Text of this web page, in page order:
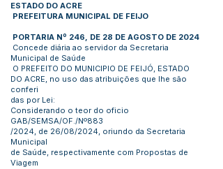
ESTADO DO ACRE
PREFEITURA MUNICIPAL DE FEIJO
PORTARIA Nº 246, DE 28 DE AGOSTO DE 2024
Concede diária ao servidor da Secretaria
Municipal de Saúde
O PREFEITO DO MUNICIPIO DE FEIJÓ, ESTADO
DO ACRE, no uso das atribuições que lhe são
conferi
das por Lei:
Considerando o teor do oficio
GAB/SEMSA/OF./Nº883
/2024, de 26/08/2024, oriundo da Secretaria
Municipal
de Saúde, respectivamente com Propostas de
Viagem